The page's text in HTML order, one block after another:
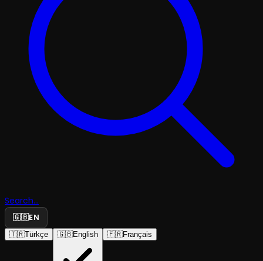
Search...
🇬🇧EN
🇹🇷Türkçe 🇬🇧English 🇫🇷Français